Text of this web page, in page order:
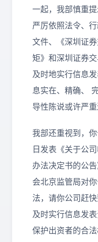
一起，我部慎重
严厉依照法令、
文件、《深圳证
矩》和深圳证券
及时地实行信息
息实在、精确、
导性陈说或许严重
我部还重视到，
日发表《关于公
办法决定书的公
会北京监管局对
法，请你公司赶
及时实行信息发
保护出资者的合法